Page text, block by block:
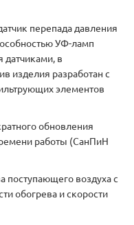
перепада давления
УФ-ламп
датчиками, в
изделия разработан с
элементов
обновления
работы (СанПиН
поступающего воздуха с
обогрева и скорости